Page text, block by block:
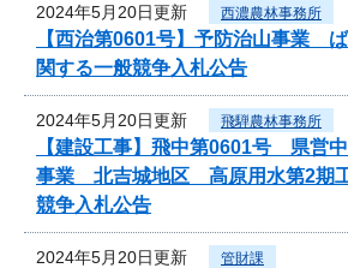
2024年5月20日更新 西濃農林事務所
【西治第0601号】予防治山事業
関する一般競争入札公告
2024年5月20日更新 飛騨農林事務所
【建設工事】飛中第0601号 県営
事業 北吉城地区 高原用水第2期
競争入札公告
2024年5月20日更新 管財課